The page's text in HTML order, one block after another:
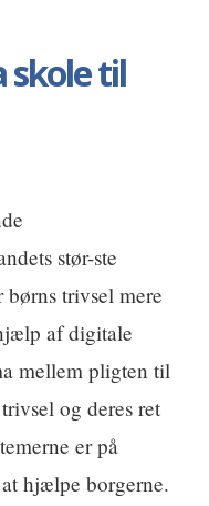
skole til
stør-ste
børns trivsel mere
af digitale
mellem pligten til
og deres ret
er på
hjælpe borgerne.